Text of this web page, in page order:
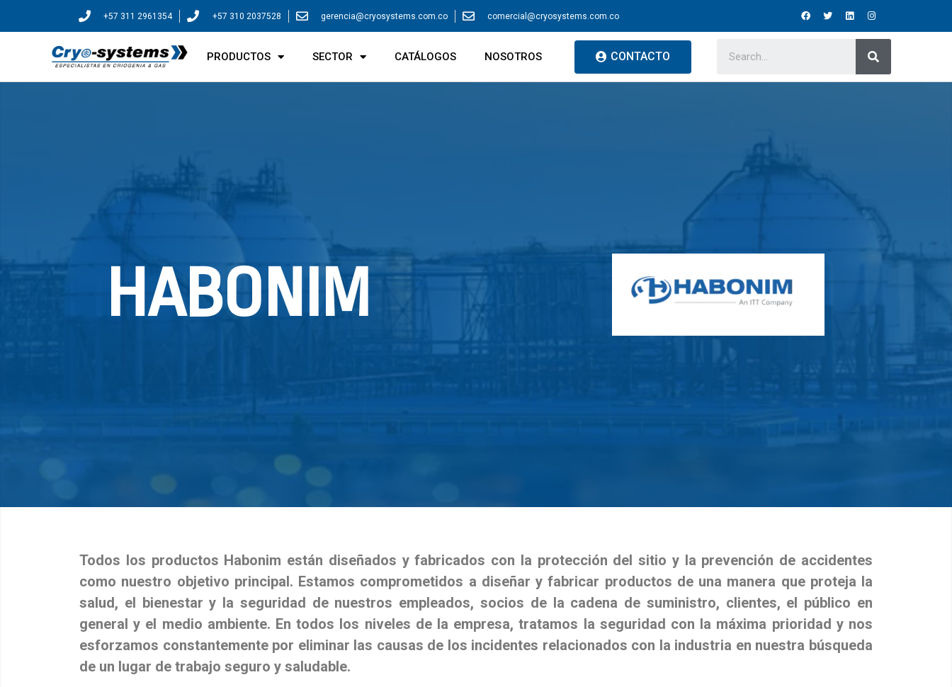
+57 311 2961354 +57 310 2037528 gerencia@cryosystems.com.co comercial@cryosystems.com.co
PRODUCTOS SECTOR CATÁLOGOS NOSOTROS CONTACTO
HABONIM
Todos los productos Habonim están diseñados y fabricados con la protección del sitio y la prevención de accidentes
como nuestro objetivo principal. Estamos comprometidos a diseñar y fabricar productos de una manera que proteja la
salud, el bienestar y la seguridad de nuestros empleados, socios de la cadena de suministro, clientes, el público en
general y el medio ambiente. En todos los niveles de la empresa, tratamos la seguridad con la máxima prioridad y nos
esforzamos constantemente por eliminar las causas de los incidentes relacionados con la industria en nuestra búsqueda
de un lugar de trabajo seguro y saludable.